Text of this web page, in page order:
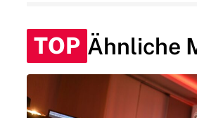
TOP Ähnliche